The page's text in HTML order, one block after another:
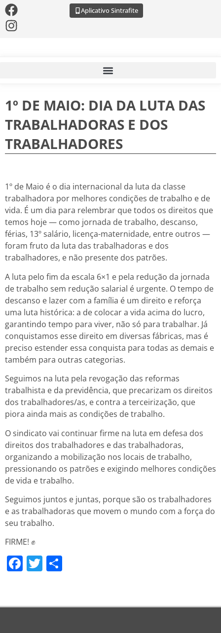
Aplicativo Sintrafite
1º DE MAIO: DIA DA LUTA DAS
TRABALHADORAS E DOS
TRABALHADORES
1º de Maio é o dia internacional da luta da classe
trabalhadora por melhores condições de trabalho e de
vida. É um dia para relembrar que todos os direitos que
temos hoje — como jornada de trabalho, descanso,
férias, 13º salário, licença-maternidade, entre outros —
foram fruto da luta das trabalhadoras e dos
trabalhadores, e não presente dos patrões.
A luta pelo fim da escala 6×1 e pela redução da jornada
de trabalho sem redução salarial é urgente. O tempo de
descanso e lazer com a família é um direito e reforça
uma luta histórica: a de colocar a vida acima do lucro,
garantindo tempo para viver, não só para trabalhar. Já
conquistamos esse direito em diversas fábricas, mas é
preciso estender essa conquista para todas as demais e
também para outras categorias.
Seguimos na luta pela revogação das reformas
trabalhista e da previdência, que precarizam os direitos
dos trabalhadores/as, e contra a terceirização, que
piora ainda mais as condições de trabalho.
O sindicato vai continuar firme na luta em defesa dos
direitos dos trabalhadores e das trabalhadoras,
organizando a mobilização nos locais de trabalho,
pressionando os patrões e exigindo melhores condições
de vida e trabalho.
Seguimos juntos e juntas, porque são os trabalhadores
e as trabalhadoras que movem o mundo com a força do
seu trabalho.
FIRME! ✊
Facebook
Twitter